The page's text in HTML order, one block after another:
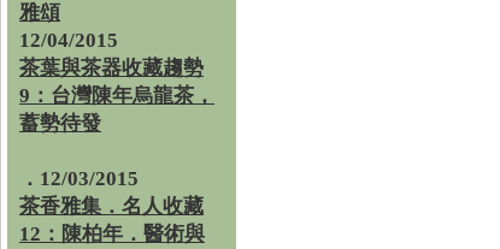
雅頌
12/04/2015
茶葉與茶器收藏趨勢
9：台灣陳年烏龍茶，
蓄勢待發
．12/03/2015
茶香雅集．名人收藏
12：陳柏年．醫術與